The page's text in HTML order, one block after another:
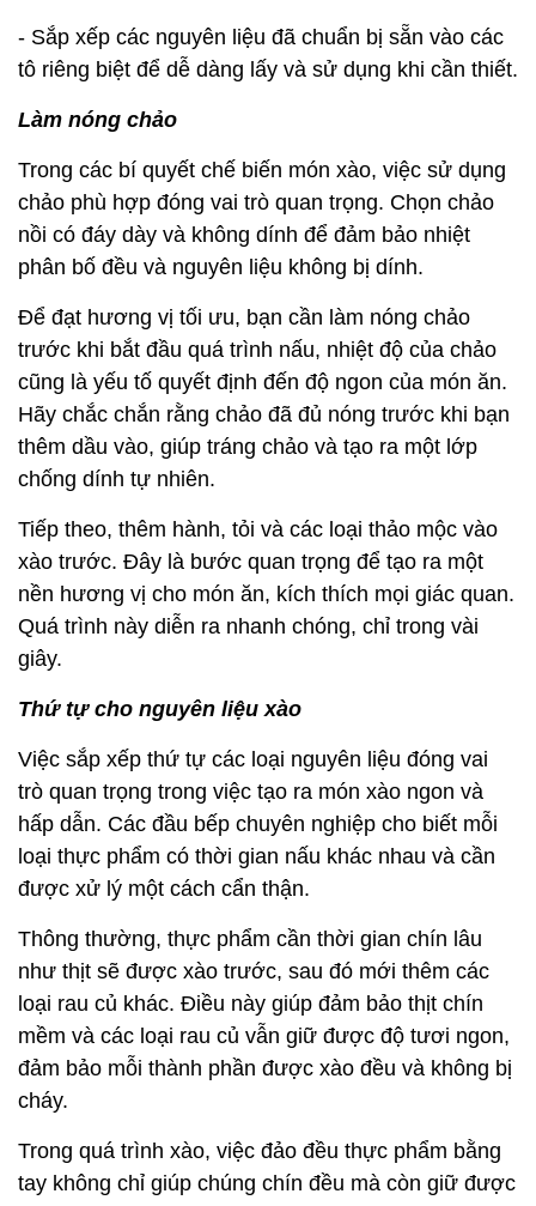
- Sắp xếp các nguyên liệu đã chuẩn bị sẵn vào các
tô riêng biệt để dễ dàng lấy và sử dụng khi cần thiết.
Làm nóng chảo
Trong các bí quyết chế biến món xào, việc sử dụng
chảo phù hợp đóng vai trò quan trọng. Chọn chảo
nồi có đáy dày và không dính để đảm bảo nhiệt
phân bố đều và nguyên liệu không bị dính.
Để đạt hương vị tối ưu, bạn cần làm nóng chảo
trước khi bắt đầu quá trình nấu, nhiệt độ của chảo
cũng là yếu tố quyết định đến độ ngon của món ăn.
Hãy chắc chắn rằng chảo đã đủ nóng trước khi bạn
thêm dầu vào, giúp tráng chảo và tạo ra một lớp
chống dính tự nhiên.
Tiếp theo, thêm hành, tỏi và các loại thảo mộc vào
xào trước. Đây là bước quan trọng để tạo ra một
nền hương vị cho món ăn, kích thích mọi giác quan.
Quá trình này diễn ra nhanh chóng, chỉ trong vài
giây.
Thứ tự cho nguyên liệu xào
Việc sắp xếp thứ tự các loại nguyên liệu đóng vai
trò quan trọng trong việc tạo ra món xào ngon và
hấp dẫn. Các đầu bếp chuyên nghiệp cho biết mỗi
loại thực phẩm có thời gian nấu khác nhau và cần
được xử lý một cách cẩn thận.
Thông thường, thực phẩm cần thời gian chín lâu
như thịt sẽ được xào trước, sau đó mới thêm các
loại rau củ khác. Điều này giúp đảm bảo thịt chín
mềm và các loại rau củ vẫn giữ được độ tươi ngon,
đảm bảo mỗi thành phần được xào đều và không bị
cháy.
Trong quá trình xào, việc đảo đều thực phẩm bằng
tay không chỉ giúp chúng chín đều mà còn giữ được